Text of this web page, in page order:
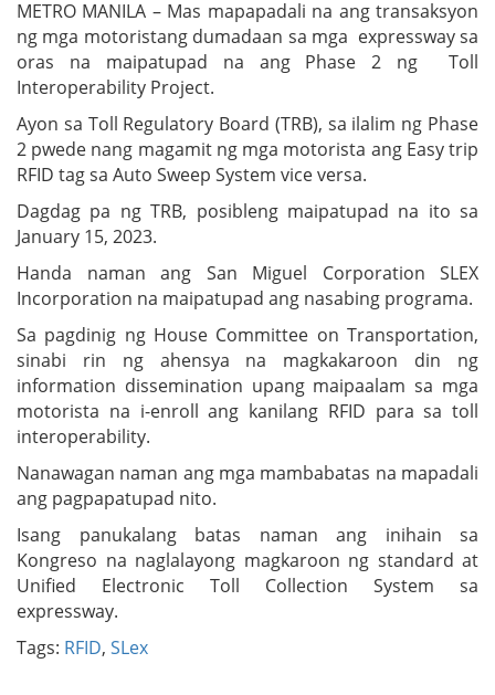
METRO MANILA – Mas mapapadali na ang transaksyon
ng mga motoristang dumadaan sa mga expressway sa
oras na maipatupad na ang Phase 2 ng Toll
Interoperability Project.
Ayon sa Toll Regulatory Board (TRB), sa ilalim ng Phase
2 pwede nang magamit ng mga motorista ang Easy trip
RFID tag sa Auto Sweep System vice versa.
Dagdag pa ng TRB, posibleng maipatupad na ito sa
January 15, 2023.
Handa naman ang San Miguel Corporation SLEX
Incorporation na maipatupad ang nasabing programa.
Sa pagdinig ng House Committee on Transportation,
sinabi rin ng ahensya na magkakaroon din ng
information dissemination upang maipaalam sa mga
motorista na i-enroll ang kanilang RFID para sa toll
interoperability.
Nanawagan naman ang mga mambabatas na mapadali
ang pagpapatupad nito.
Isang panukalang batas naman ang inihain sa
Kongreso na naglalayong magkaroon ng standard at
Unified Electronic Toll Collection System sa
expressway.
Tags: RFID, SLex